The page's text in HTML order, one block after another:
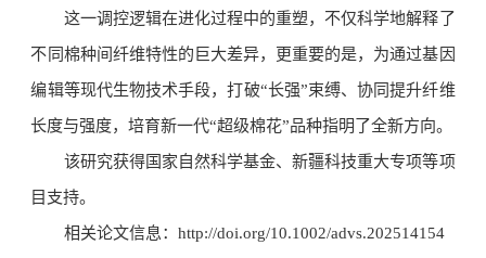
这一调控逻辑在进化过程中的重塑，不仅科学地解释了
不同棉种间纤维特性的巨大差异，更重要的是，为通过基因
编辑等现代生物技术手段，打破“长强”束缚、协同提升纤维
长度与强度，培育新一代“超级棉花”品种指明了全新方向。
该研究获得国家自然科学基金、新疆科技重大专项等项
目支持。
相关论文信息：http://doi.org/10.1002/advs.202514154